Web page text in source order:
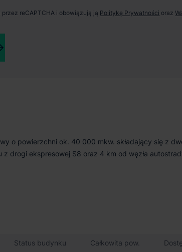
o powierzchni ok. 40 000 mkw. składający się z
drogi ekspresowej S8 oraz 4 km od węzła
Status budynku Całkowita pow.
reCAPTCHA i obowiązują ją Politykę Prywatności oraz